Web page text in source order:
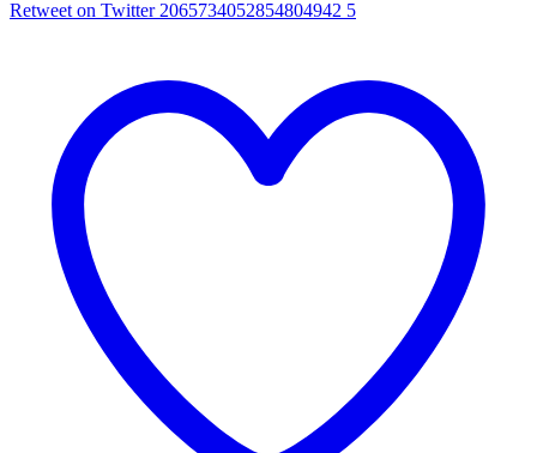
Retweet on Twitter 2065734052854804942 5